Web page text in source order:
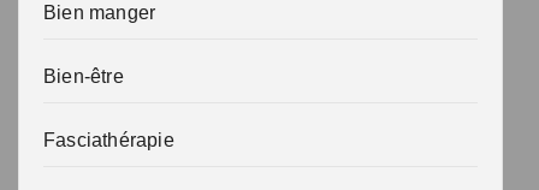
Bien manger
Bien-être
Fasciathérapie